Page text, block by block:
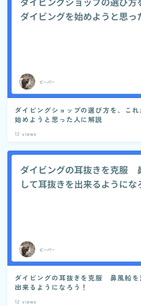
ダイビングショップの選び方を、こ
始めようと思った人に解説
12 views
ダイビングの耳抜きを克服 鼻風船を
出来るようになろう！
12 views